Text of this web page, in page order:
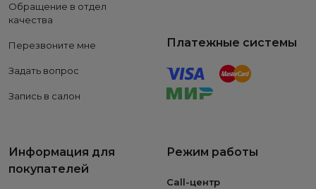
Обращение в отдел
качества
Перезвоните мне
Задать вопрос
Запись в салон
Платежные системы
Информация для
покупателей
Режим работы
Call-центр